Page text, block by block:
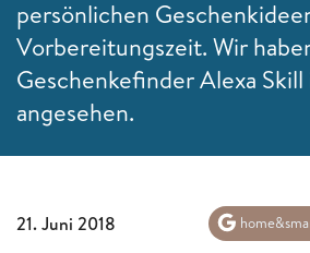
persönlichen
Vorbereitungszeit. Wir
Geschenkefinder Alexa Skill
angesehen.
21. Juni 2018